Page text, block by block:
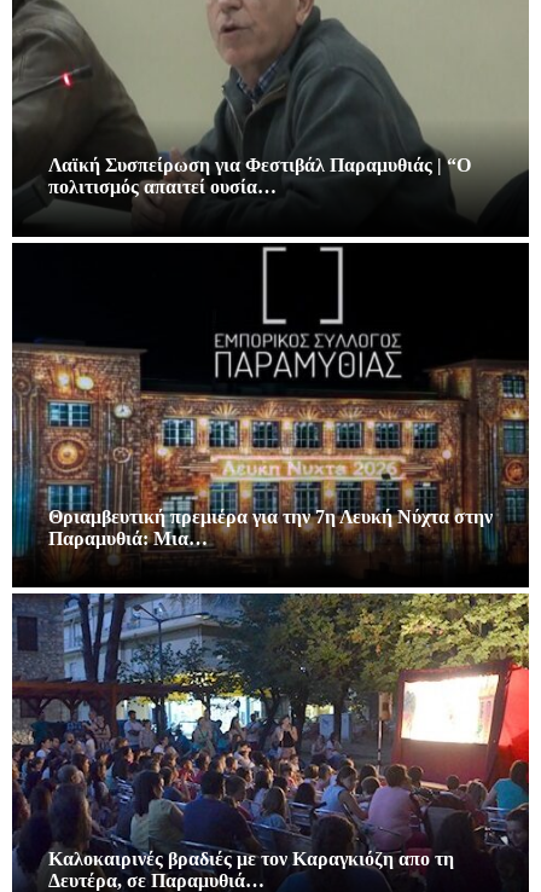
Λαϊκή Συσπείρωση για Φεστιβάλ Παραμυθιάς | “Ο
πολιτισμός απαιτεί ουσία…
Θριαμβευτική πρεμιέρα για την 7η Λευκή Νύχτα στην
Παραμυθιά: Μια…
Καλοκαιρινές βραδιές με τον Καραγκιόζη απο τη
Δευτέρα, σε Παραμυθιά…